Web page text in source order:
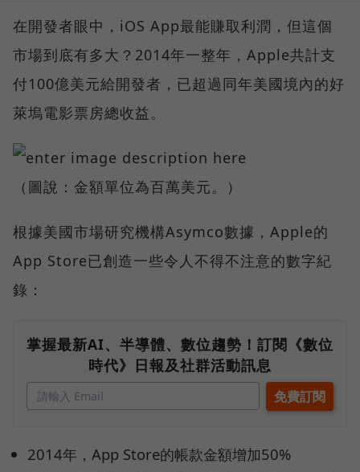
在開發者眼中，iOS App最能賺取利潤，但這個
市場到底有多大？2014年一整年，Apple共計支
付100億美元給開發者，已超過同年美國境內的好
萊塢電影票房總收益。
（圖說：金額單位為百萬美元。）
根據美國市場研究機構Asymco數據，Apple的
App Store已創造一些令人不得不注意的數字紀
錄：
掌握最新AI、半導體、數位趨勢！訂閱《數位
時代》日報及社群活動訊息
2014年，App Store的帳款金額增加50%